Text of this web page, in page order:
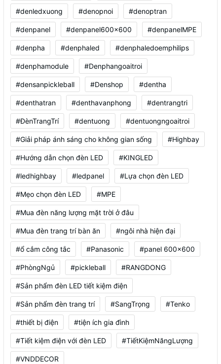
#denledxuong #denopnoi #denoptran
#denpanel #denpanel600x600 #denpanelMPE
#denpha #denphaled #denphaledoemphilips
#denphamodule #Denphangoaitroi
#densanpickleball #Denshop #dentha
#denthatran #denthavanphong #dentrangtri
#ĐènTrangTrí #dentuong #dentuongngoaitroi
#Giải pháp ánh sáng cho không gian sống #Highbay
#Hướng dẫn chọn đèn LED #KINGLED
#ledhighbay #ledpanel #Lựa chọn đèn LED
#Mẹo chọn đèn LED #MPE
#Mua đèn năng lượng mặt trời ở đâu
#Mua đèn trang trí bàn ăn #ngôi nhà hiện đại
#ổ cắm công tắc #Panasonic #panel 600x600
#PhòngNgủ #pickleball #RANGDONG
#Sản phẩm đèn LED tiết kiệm điện
#Sản phẩm đèn trang trí #SangTrọng #Tenko
#thiết bị điện #tiện ích gia đình
#Tiết kiệm điện với đèn LED #TiếtKiệmNăngLượng
#VNDDECOR